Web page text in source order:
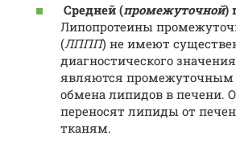
Средней (промежуточной)
Липопротеины
(ЛППП) не имеют
диагностического
являются промежуточным
обмена липидов в печени.
переносят липиды от
тканям.